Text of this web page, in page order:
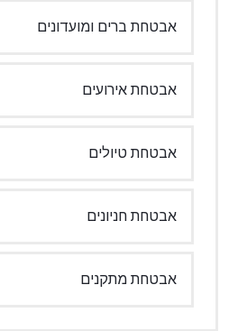
אבטחת ברים ומועדונים
אבטחת אירועים
אבטחת טיולים
אבטחת חניונים
אבטחת מתקנים